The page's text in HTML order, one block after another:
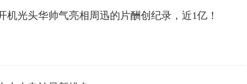
机光头华帅气亮相周迅的片酬创纪录，近1亿！